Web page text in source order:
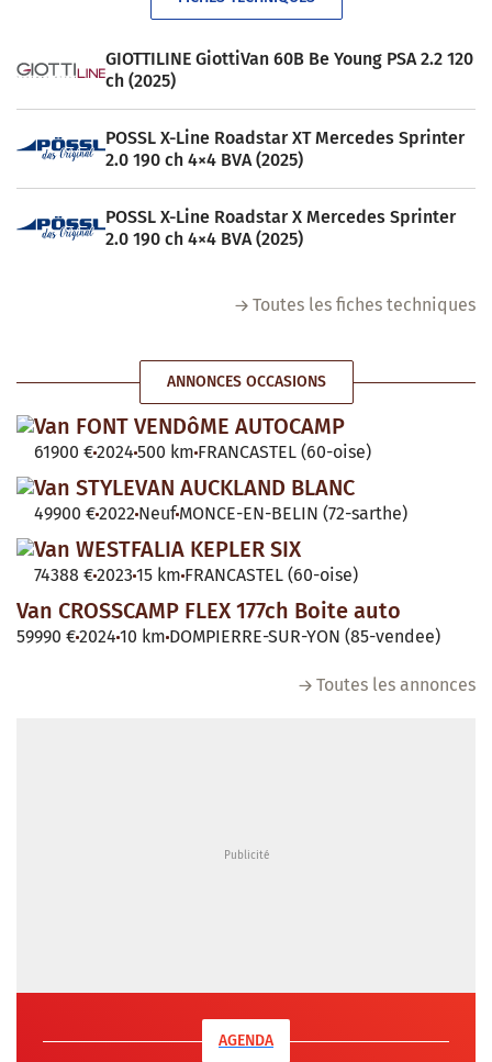
GIOTTILINE GiottiVan 60B Be Young PSA 2.2 120
ch (2025)
POSSL X-Line Roadstar XT Mercedes Sprinter
2.0 190 ch 4×4 BVA (2025)
POSSL X-Line Roadstar X Mercedes Sprinter
2.0 190 ch 4×4 BVA (2025)
Toutes les fiches techniques
ANNONCES OCCASIONS
Van FONT VENDôME AUTOCAMP
61900 €2024 500 km FRANCASTEL (60-oise)
Van STYLEVAN AUCKLAND BLANC
49900 €2022 Neuf MONCE-EN-BELIN (72-sarthe)
Van WESTFALIA KEPLER SIX
74388 €2023 15 km FRANCASTEL (60-oise)
Van CROSSCAMP FLEX 177ch Boite auto
59990 €2024 10 km DOMPIERRE-SUR-YON (85-vendee)
Toutes les annonces
AGENDA